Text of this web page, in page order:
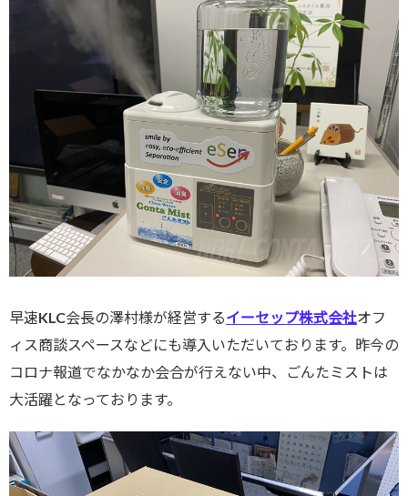
早速KLC会長の澤村様が経営するイーセップ株式会社オフ
ィス商談スペースなどにも導入いただいております。昨今の
コロナ報道でなかなか会合が行えない中、ごんたミストは
大活躍となっております。